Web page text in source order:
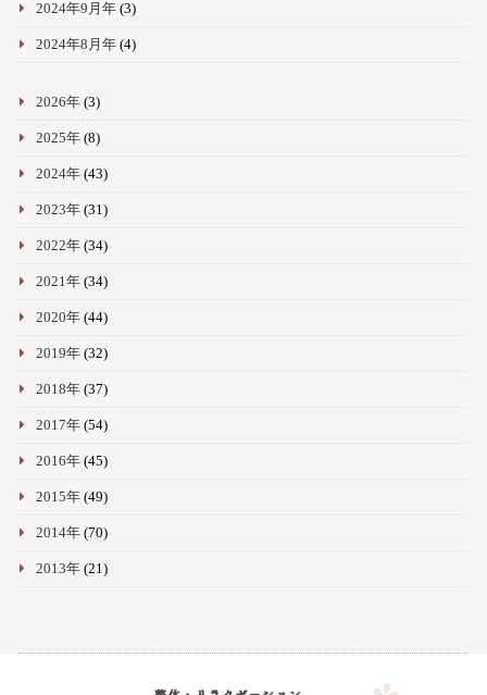
2024年9月年(3)
2024年8月年(4)
2026年(3)
2025年(8)
2024年(43)
2023年(31)
2022年(34)
2021年(34)
2020年(44)
2019年(32)
2018年(37)
2017年(54)
2016年(45)
2015年(49)
2014年(70)
2013年(21)